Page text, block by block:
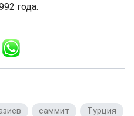
года.
саммит Турция